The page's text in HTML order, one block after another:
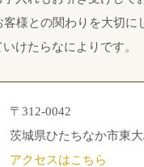
様との関わりを大切に
けたらなによりです。
〒312-0042
茨城県ひたちなか市東
アクセスはこちら